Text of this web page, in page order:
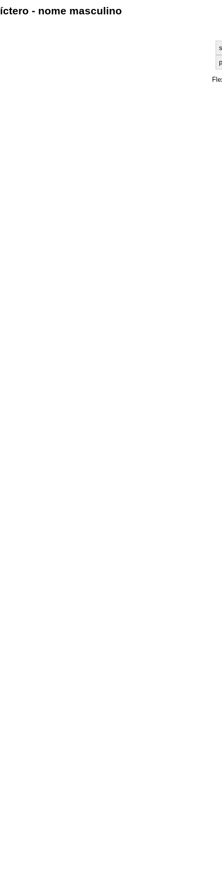
íctero - nome masculino